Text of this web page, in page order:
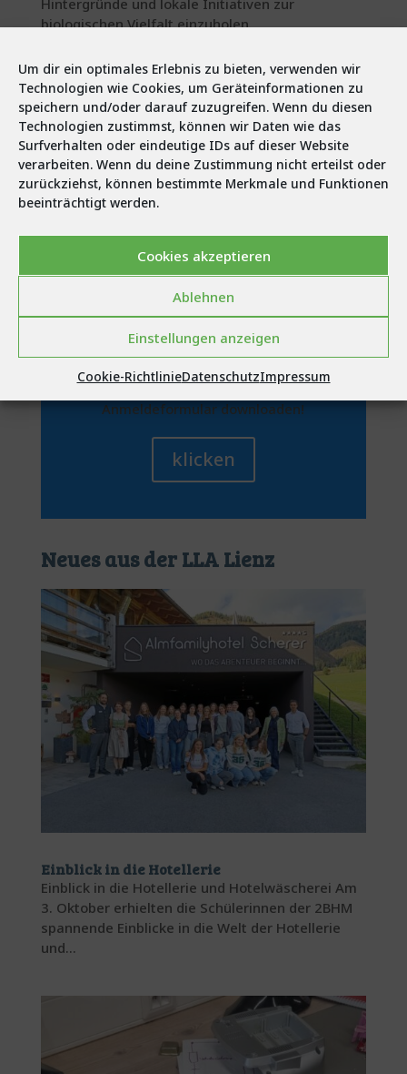
Um dir ein optimales Erlebnis zu bieten, verwenden wir
Technologien wie Cookies, um Geräteinformationen zu
speichern und/oder darauf zuzugreifen. Wenn du diesen
Technologien zustimmst, können wir Daten wie das
Surfverhalten oder eindeutige IDs auf dieser Website
verarbeiten. Wenn du deine Zustimmung nicht erteilst oder
zurückziehst, können bestimmte Merkmale und Funktionen
beeinträchtigt werden.
Cookies akzeptieren
Ablehnen
Einstellungen anzeigen
Cookie-RichtlinieDatenschutzImpressum
biologischen Vielfalt einzuholen.
Veranstaltung als GREEN EVENT aus, weil in der
Planung, Organisation und Umsetzung auf
ökologische, soziale sowie ökonomische
Nachhaltigkeit Rücksicht genommen wird (siehe
Ergebnisbericht).
Auch 2020 lud die 3BHM wieder zu ESSEN MACHT
WISSEN ein. Coronabedingt musste dieser
Anmeldung
Du möchtest Dich für den
Schulbesuch an der LLA-Lienz
anmelden ... hier kannst Du das
Anmeldeformular downloaden!
klicken
Neues aus der LLA Lienz
Einblick in die Hotellerie
Einblick in die Hotellerie und Hotelwäscherei Am
3. Oktober erhielten die Schülerinnen der 2BHM
spannende Einblicke in die Welt der Hotellerie
und...